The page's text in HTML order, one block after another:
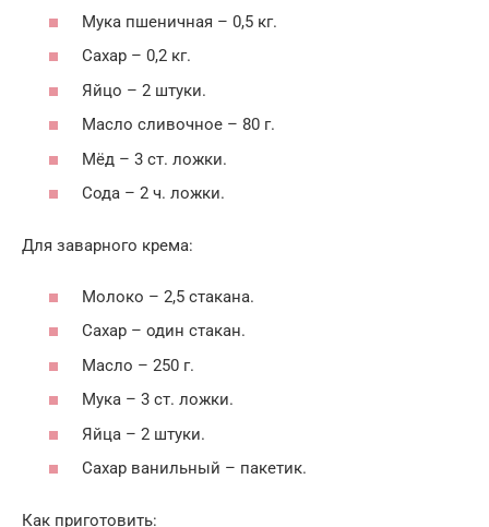
Мука пшеничная – 0,5 кг.
Сахар – 0,2 кг.
Яйцо – 2 штуки.
Масло сливочное – 80 г.
Мёд – 3 ст. ложки.
Сода – 2 ч. ложки.
Для заварного крема:
Молоко – 2,5 стакана.
Сахар – один стакан.
Масло – 250 г.
Мука – 3 ст. ложки.
Яйца – 2 штуки.
Сахар ванильный – пакетик.
Как приготовить: